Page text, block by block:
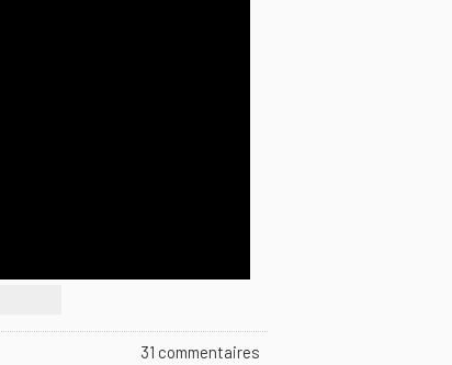
31 commentaires